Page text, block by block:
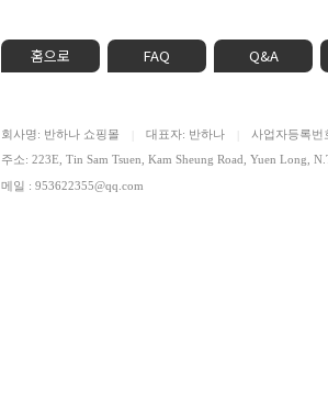
홈으로 FAQ Q&A
회사명: 반하나 쇼핑몰 대표자: 반하나
사업자등록
주소: 223E, Tin Sam Tsuen, Kam Sheung Road, Yuen Long,
메일 : 953622355@qq.com